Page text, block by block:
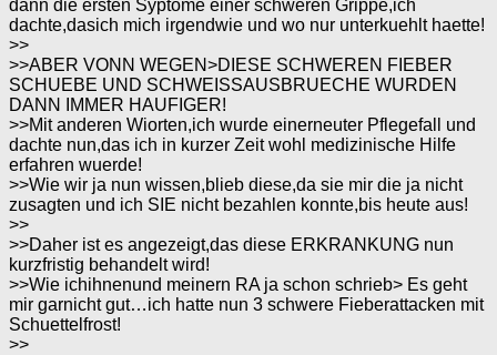
dann die ersten Syptome einer schweren Grippe,ich
dachte,dasich mich irgendwie und wo nur unterkuehlt haette!
>>
>>ABER VONN WEGEN>DIESE SCHWEREN FIEBER
SCHUEBE UND SCHWEISSAUSBRUECHE WURDEN
DANN IMMER HAUFIGER!
>>Mit anderen Wiorten,ich wurde einerneuter Pflegefall und
dachte nun,das ich in kurzer Zeit wohl medizinische Hilfe
erfahren wuerde!
>>Wie wir ja nun wissen,blieb diese,da sie mir die ja nicht
zusagten und ich SIE nicht bezahlen konnte,bis heute aus!
>>
>>Daher ist es angezeigt,das diese ERKRANKUNG nun
kurzfristig behandelt wird!
>>Wie ichihnenund meinern RA ja schon schrieb> Es geht
mir garnicht gut…ich hatte nun 3 schwere Fieberattacken mit
Schuettelfrost!
>>